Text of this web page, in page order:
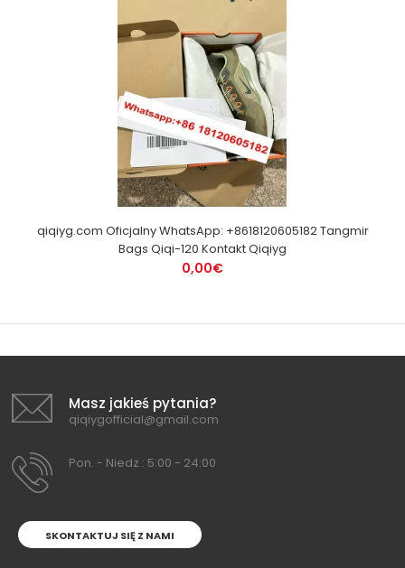
qiqiyg.com Oficjalny WhatsApp: +8618120605182 Tangmir
Bags Qiqi-120 Kontakt Qiqiyg
0,00€
Masz jakieś pytania?
qiqiygofficial@gmail.com
Pon. - Niedz.: 5:00 - 24:00
SKONTAKTUJ SIĘ Z NAMI